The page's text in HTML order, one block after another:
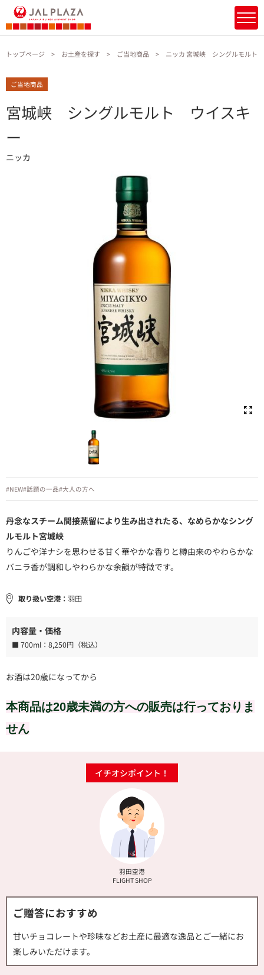
トップページ お土産を探す ご当地商品 ニッカ 宮城峡 シングルモルト
ご当地商品
宮城峡 シングルモルト ウイスキ
ー
ニッカ
#NEW#話題の一品#大人の方へ
丹念なスチーム間接蒸留により生み出されたる、なめらかなシング
ルモルト宮城峡
りんごや洋ナシを思わせる甘く華やかな香りと樽由来のやわらかな
バニラ香が調和しやわらかな余韻が特徴です。
取り扱い空港： 羽田
内容量・価格
■ 700ml： 8,250円（税込）
お酒は20歳になってから
本商品は20歳未満の方への販売は行っておりま
せん
イチオシポイント！
羽田空港
FLIGHT SHOP
ご贈答におすすめ
甘いチョコレートや珍味などお土産に最適な逸品とご一緒にお
楽しみいただけます。